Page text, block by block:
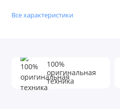
Все характеристики
100%
оригинальная
техника